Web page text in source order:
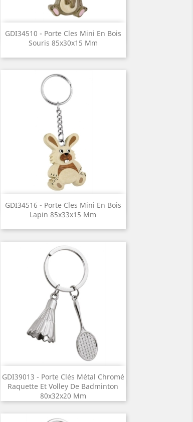
GDI34510 - Porte Cles Mini En Bois
Souris 85x30x15 Mm
Aperçu rapide
GDI34516 - Porte Cles Mini En Bois
Lapin 85x33x15 Mm
Aperçu rapide
GDI39013 - Porte Clés Métal Chromé
Raquette Et Volley De Badminton
80x32x20 Mm
 Aperçu rapide